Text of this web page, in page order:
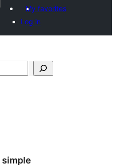
My favorites
Log in
simple